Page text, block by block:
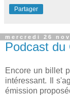
Partager
mercredi 26
Podcast du
Encore un billet
intéressant. Il
émission